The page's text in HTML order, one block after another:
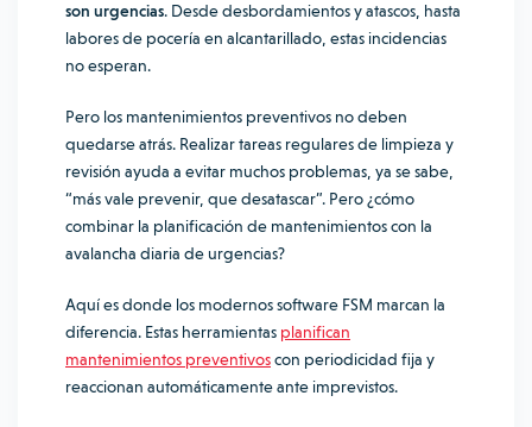
son urgencias. Desde desbordamientos y atascos, hasta
labores de pocería en alcantarillado, estas incidencias
no esperan.
Pero los mantenimientos preventivos no deben
quedarse atrás. Realizar tareas regulares de limpieza y
revisión ayuda a evitar muchos problemas, ya se sabe,
“más vale prevenir, que desatascar”. Pero ¿cómo
combinar la planificación de mantenimientos con la
avalancha diaria de urgencias?
Aquí es donde los modernos software FSM marcan la
diferencia. Estas herramientas planifican
mantenimientos preventivoscon periodicidad fija y
reaccionan automáticamente ante imprevistos.